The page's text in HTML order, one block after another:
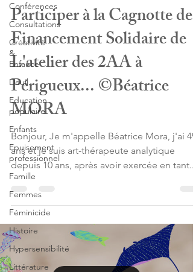
Conférences
Consultations
Créativité
&
Enfance
Deuil
Education
populaire
Enfants
Epuisement
professionnel
Famille
Femmes
Féminicide
Histoire
Hypersensibilité
Littérature
Participer à la Cagnotte de
Financement Solidaire de
L'atelier des 2AA à
Périgueux... ©Béatrice
MORA
Bonjour, Je m'appelle Béatrice Mora, j'ai 49
ans et je suis art-thérapeute analytique
depuis 10 ans, après avoir exercée en tant...